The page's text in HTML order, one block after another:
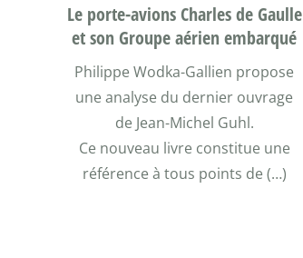
Le porte-avions Charles de Gaulle
et son Groupe aérien embarqué
Philippe Wodka-Gallien propose
une analyse du dernier ouvrage
de Jean-Michel Guhl.
Ce nouveau livre constitue une
référence à tous points de (…)